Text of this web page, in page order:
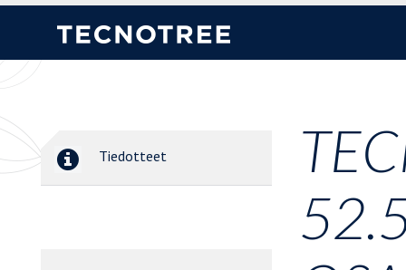
Tiedotteet